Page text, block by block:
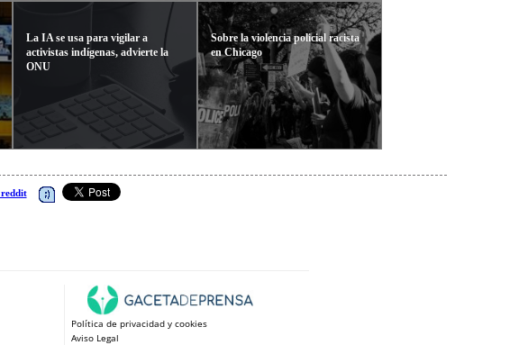
La IA se usa para vigilar a
activistas indígenas, advierte la
ONU
Sobre la violencia policial racista
en Chicago
Política de privacidad y cookies
Aviso Legal